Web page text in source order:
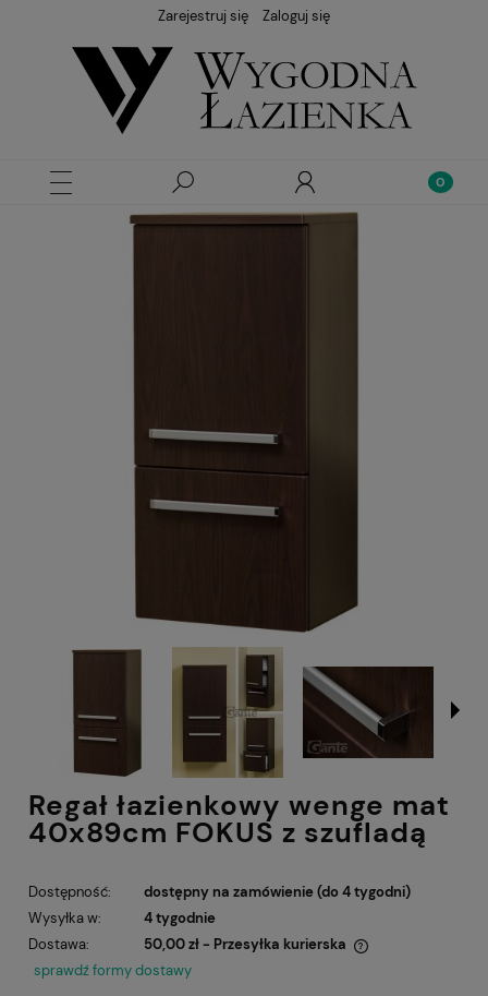
Zarejestruj się Zaloguj się
Regał łazienkowy wenge mat
40x89cm FOKUS z szufladą
Dostępność:
dostępny na zamówienie (do 4 tygodni)
Wysyłka w:
4 tygodnie
Dostawa:
50,00 zł - Przesyłka kurierska
Cena nie zawiera ewentualnych kosztów płatności
sprawdź formy dostawy